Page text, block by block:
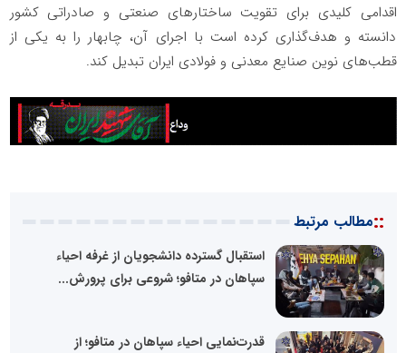
اقدامی کلیدی برای تقویت ساختارهای صنعتی و صادراتی کشور
دانسته و هدف‌گذاری کرده است با اجرای آن، چابهار را به یکی از
قطب‌های نوین صنایع معدنی و فولادی ایران تبدیل کند.
::مطالب مرتبط
استقبال گسترده دانشجویان از غرفه احیاء
سپاهان در متافو؛ شروعی برای پرورش...
قدرت‌نمایی احیاء سپاهان در متافو؛ از